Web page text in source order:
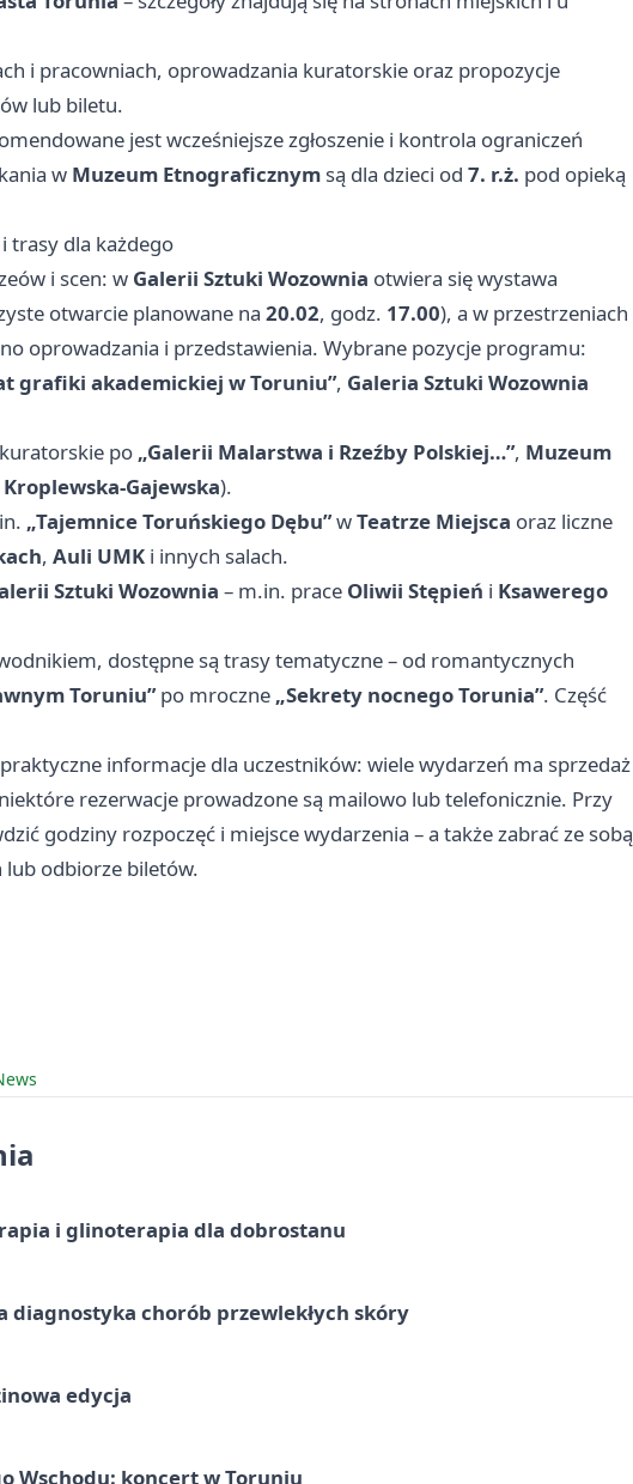
i pracowniach, oprowadzania kuratorskie oraz propozycje
lub biletu.
jest wcześniejsze zgłoszenie i kontrola ograniczeń
w Muzeum Etnograficznym są dla dzieci od 7. r.ż. pod opieką
trasy dla każdego
i scen: w Galerii Sztuki Wozownia otwiera się wystawa
otwarcie planowane na 20.02, godz. 17.00), a w przestrzeniach
oprowadzania i przedstawienia. Wybrane pozycje programu:
grafiki akademickiej w Toruniu”, Galeria Sztuki Wozownia
po „Galerii Malarstwa i Rzeźby Polskiej…”, Muzeum
Gajewska).
„Tajemnice Toruńskiego Dębu”wTeatrze Miejsca oraz liczne
, Auli UMK i innych salach.
Sztuki Wozownia – m.in. prace Oliwii Stępień i Ksawerego
dostępne są trasy tematyczne – od romantycznych
Toruniu”po mroczne „Sekrety nocnego Torunia”. Część
informacje dla uczestników: wiele wydarzeń ma sprzedaż
rezerwacje prowadzone są mailowo lub telefonicznie. Przy
godziny rozpoczęć i miejsce wydarzenia – a także zabrać ze sobą
odbiorze biletów.
i glinoterapia dla dobrostanu
diagnostyka chorób przewlekłych skóry
edycja
Wschodu: koncert w Toruniu